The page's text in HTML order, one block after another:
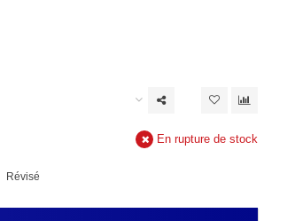
En rupture de stock
Révisé